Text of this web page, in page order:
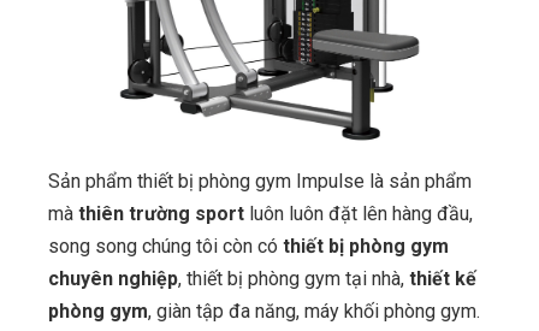
Sản phẩm thiết bị phòng gym Impulse là sản phẩm
mà thiên trường sport luôn luôn đặt lên hàng đầu,
song song chúng tôi còn có thiết bị phòng gym
chuyên nghiệp, thiết bị phòng gym tại nhà, thiết kế
phòng gym, giàn tập đa năng, máy khối phòng gym.